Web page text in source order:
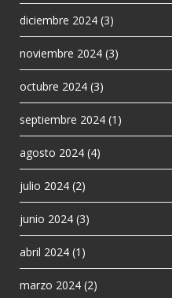
diciembre 2024 (3)
noviembre 2024 (3)
octubre 2024 (3)
septiembre 2024 (1)
agosto 2024 (4)
julio 2024 (2)
junio 2024 (3)
abril 2024 (1)
marzo 2024 (2)